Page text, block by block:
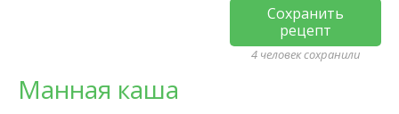
Сохранить
рецепт
4 человек сохранили
Манная каша